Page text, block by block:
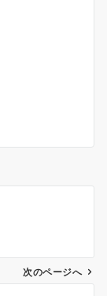
次のページへ